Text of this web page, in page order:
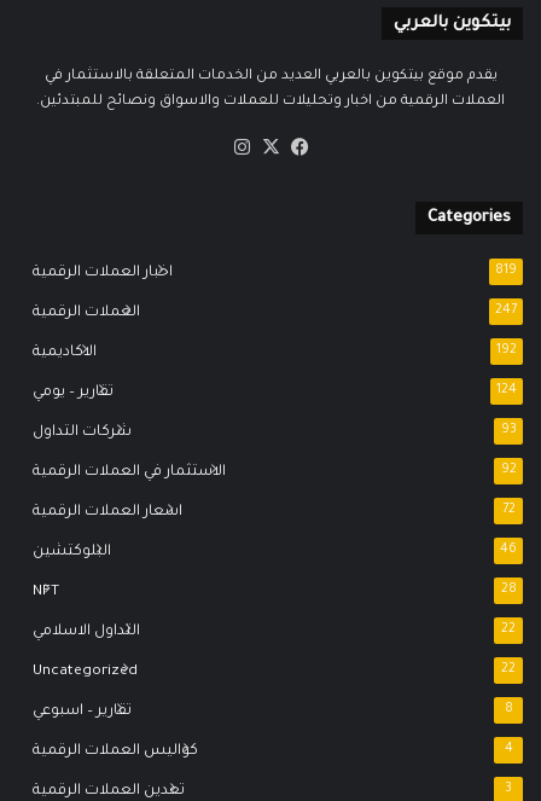
بيتكوين بالعربي
يقدم موقع بيتكوين بالعربي العديد من الخدمات المتعلقة بالاستثمار في
العملات الرقمية من اخبار وتحليلات للعملات والاسواق ونصائح للمبتدئين.
فيسبوك
‫X
Categories
اخبار العملات الرقمية 819
العملات الرقمية 247
الاكاديمية 192
تقارير – يومي 124
شركات التداول 93
الاستثمار في العملات الرقمية 92
اسعار العملات الرقمية 72
البلوكتشين 46
NFT 28
التداول الاسلامي 22
Uncategorized 22
تقارير – اسبوعي 8
كواليس العملات الرقمية 4
تعدين العملات الرقمية 3